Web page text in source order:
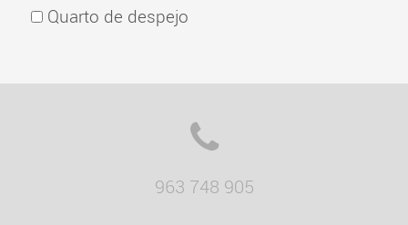
Quarto de despejo
963 748 905